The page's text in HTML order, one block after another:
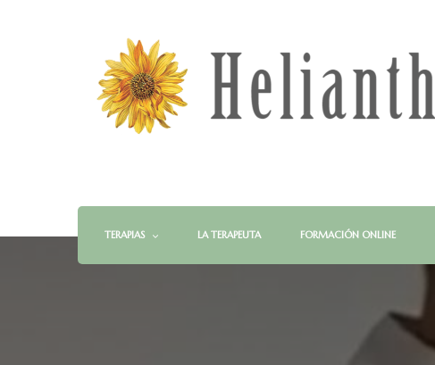
TERAPIAS LA TERAPEUTA FORMACIÓN ONLINE